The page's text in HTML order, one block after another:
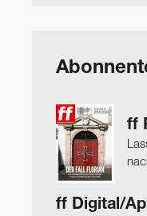
ff
ff Digital/